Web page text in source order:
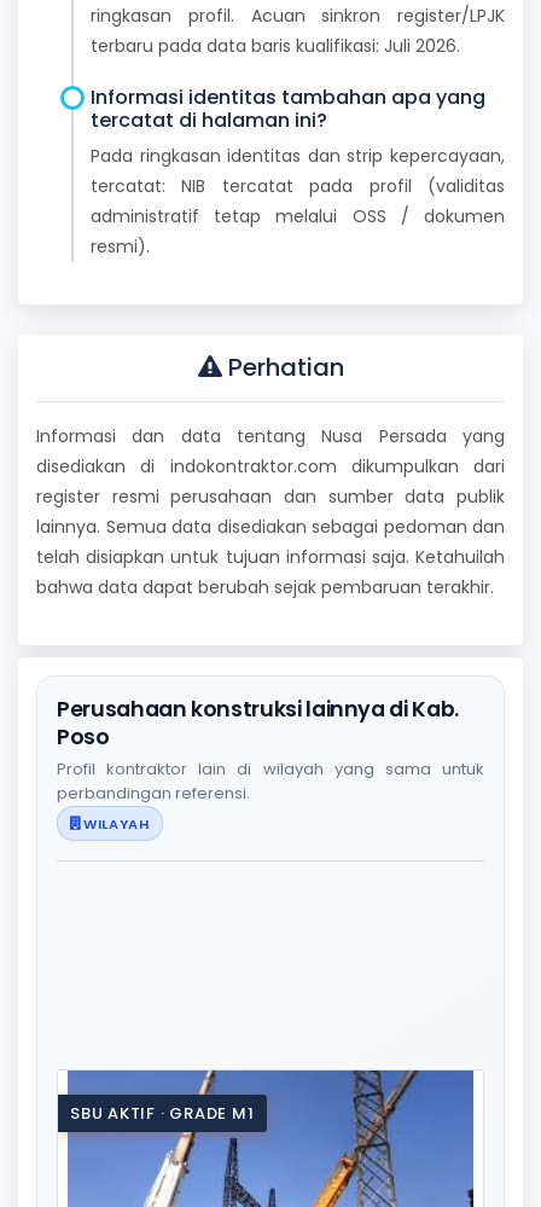
ringkasan profil. Acuan sinkron register/LPJK
terbaru pada data baris kualifikasi: Juli 2026.
Informasi identitas tambahan apa yang
tercatat di halaman ini?
Pada ringkasan identitas dan strip kepercayaan,
tercatat: NIB tercatat pada profil (validitas
administratif tetap melalui OSS / dokumen
resmi).
Perhatian
Informasi dan data tentang Nusa Persada yang
disediakan di indokontraktor.com dikumpulkan dari
register resmi perusahaan dan sumber data publik
lainnya. Semua data disediakan sebagai pedoman dan
telah disiapkan untuk tujuan informasi saja. Ketahuilah
bahwa data dapat berubah sejak pembaruan terakhir.
Perusahaan konstruksi lainnya di Kab.
Poso
Profil kontraktor lain di wilayah yang sama untuk
perbandingan referensi.
WILAYAH
SBU AKTIF · GRADE M1